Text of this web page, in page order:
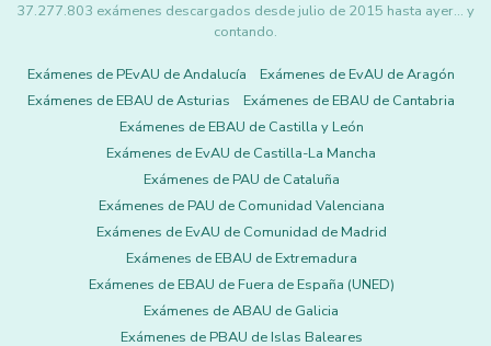
37.277.803 exámenes descargados desde julio de 2015 hasta ayer... y
contando.
Exámenes de PEvAU de Andalucía
Exámenes de EvAU de Aragón
Exámenes de EBAU de Asturias
Exámenes de EBAU de Cantabria
Exámenes de EBAU de Castilla y León
Exámenes de EvAU de Castilla-La Mancha
Exámenes de PAU de Cataluña
Exámenes de PAU de Comunidad Valenciana
Exámenes de EvAU de Comunidad de Madrid
Exámenes de EBAU de Extremadura
Exámenes de EBAU de Fuera de España (UNED)
Exámenes de ABAU de Galicia
Exámenes de PBAU de Islas Baleares